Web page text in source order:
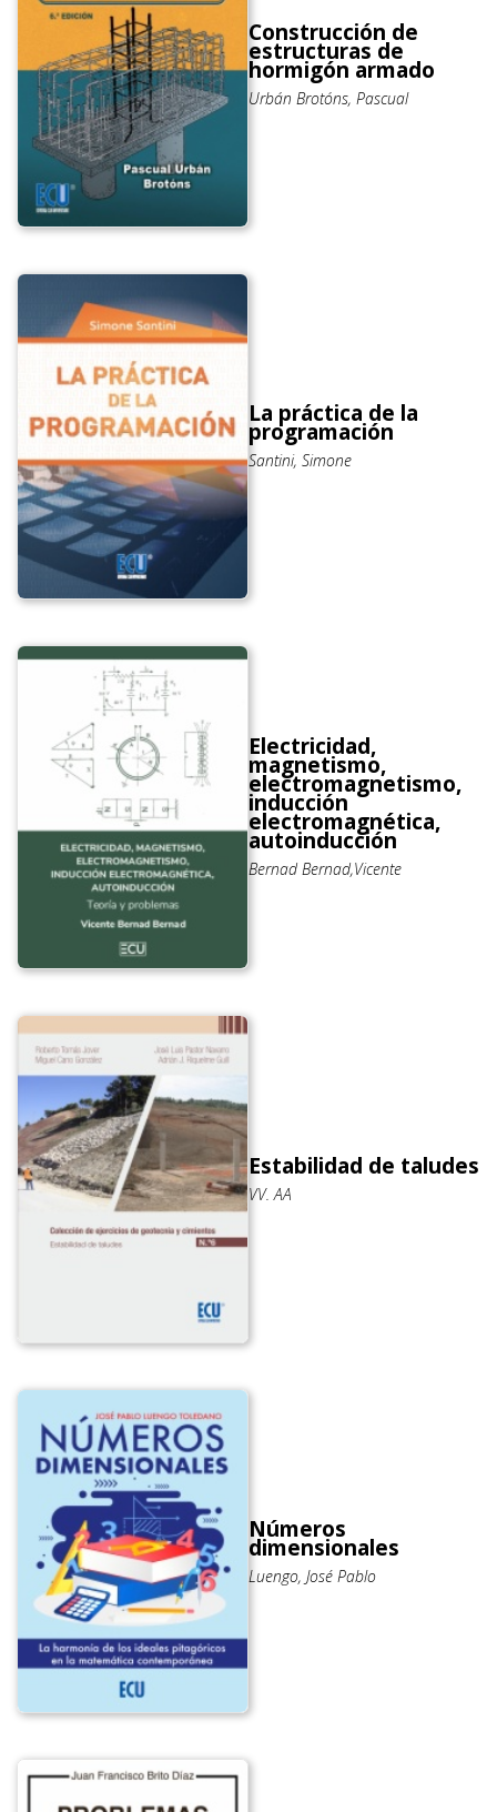
Construcción de
estructuras de
hormigón armado
Urbán Brotóns, Pascual
La práctica de la
programación
Santini, Simone
Electricidad,
magnetismo,
electromagnetismo,
inducción
electromagnética,
autoinducción
Bernad Bernad,Vicente
Estabilidad de taludes
VV. AA
Números
dimensionales
Luengo, José Pablo